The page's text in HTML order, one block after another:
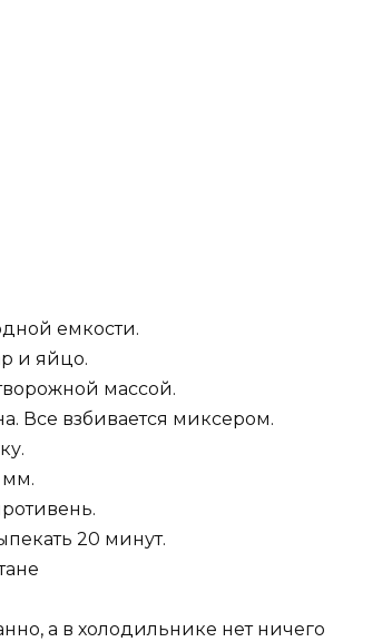
емкости.
и яйцо.
массой.
Все взбивается миксером.
мм.
20 минут.
а в холодильнике нет ничего